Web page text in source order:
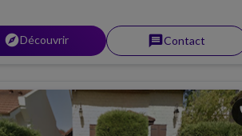
explorerDécouvrir messageContact